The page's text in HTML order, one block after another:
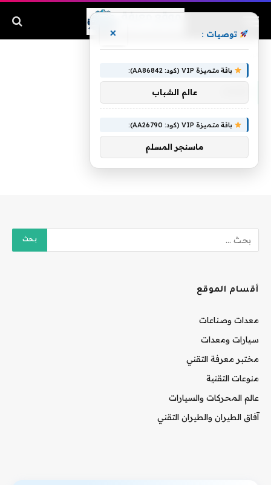
أقسام الموقع
معدات وصناعات
سيارات ومعدات
مختبر معرفة التقني
منوعات التقنية
عالم المحركات والسيارات
آفاق الطيران والطيران التقني
توصيات : ×
باقة متميزة VIP (كود: AA86842):
عالم الشباب
باقة متميزة VIP (كود: AA26790):
ماسنجر المسلم